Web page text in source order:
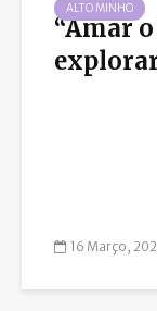
ALTO MINHO
“Amar
16 Março,